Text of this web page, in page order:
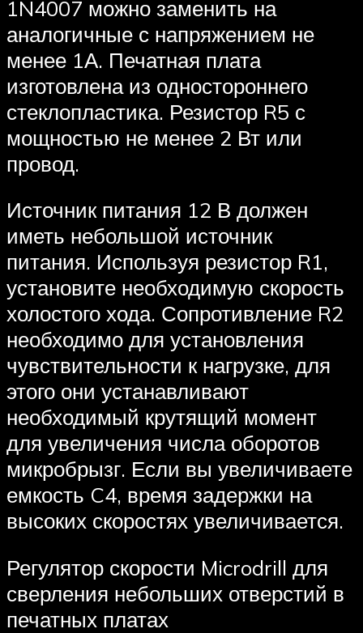
1N4007 можно заменить на
аналогичные с напряжением не
менее 1А. Печатная плата
изготовлена ​​из одностороннего
стеклопластика. Резистор R5 с
мощностью не менее 2 Вт или
провод.
Источник питания 12 В должен
иметь небольшой источник
питания. Используя резистор R1,
установите необходимую скорость
холостого хода. Сопротивление R2
необходимо для установления
чувствительности к нагрузке, для
этого они устанавливают
необходимый крутящий момент
для увеличения числа оборотов
микробрызг. Если вы увеличиваете
емкость C4, время задержки на
высоких скоростях увеличивается.
Регулятор скорости Microdrill для
сверления небольших отверстий в
печатных платах